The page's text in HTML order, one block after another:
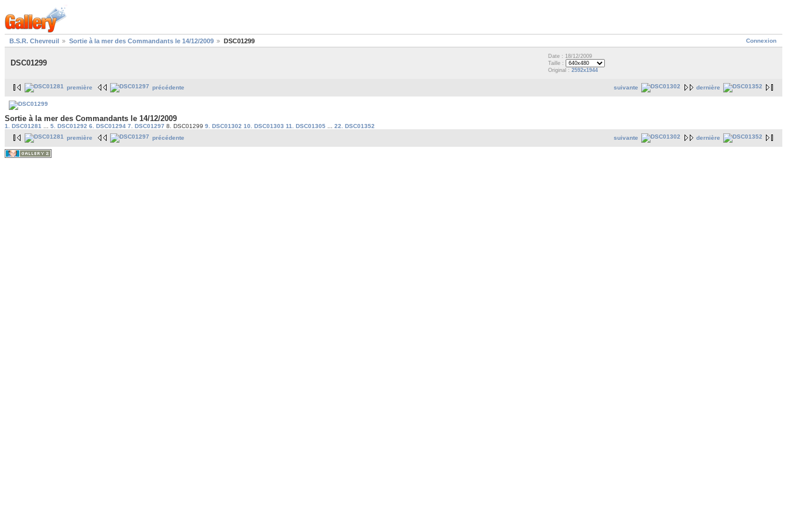
Connexion
B.S.R. Chevreuil Sortie à la mer des Commandants le 14/12/2009 DSC01299
DSC01299
Date : 18/12/2009
Taille :
Original : 2592x1944
suivante dernière
première précédente
Sortie à la mer des Commandants le 14/12/2009
1. DSC01281 5. DSC01292 6. DSC01294 7. DSC01297 8. DSC01299 9. DSC01302 10. DSC01303 11. DSC01305
22. DSC01352
suivante
dernière
première précédente